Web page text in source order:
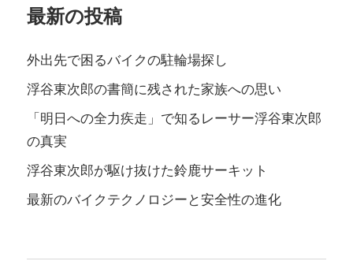
最新の投稿
外出先で困るバイクの駐輪場探し
浮谷東次郎の書簡に残された家族への思い
「明日への全力疾走」で知るレーサー浮谷東次郎
の真実
浮谷東次郎が駆け抜けた鈴鹿サーキット
最新のバイクテクノロジーと安全性の進化